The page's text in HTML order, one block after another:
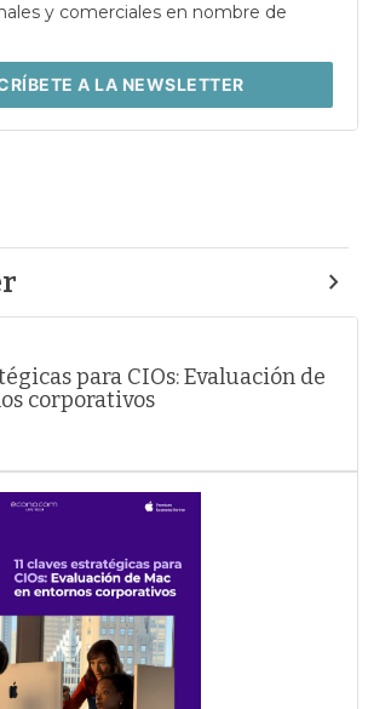
y comerciales en nombre de
A LA NEWSLETTER
para CIOs: Evaluación de
corporativos